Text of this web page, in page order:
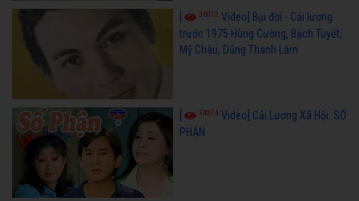
36012 Video] Bụi đời - Cải lương
trước 1975 Hùng Cường, Bạch Tuyết,
Mỹ Châu, Dũng Thanh Lâm
34574 Video] Cải Lương Xã Hội: SỐ
PHẬN